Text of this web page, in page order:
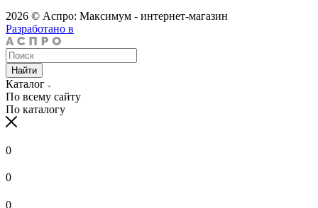
2026 © Аспро: Максимум - интернет-магазин
Разработано в
Найти
Каталог
По всему сайту
По каталогу
0
0
0